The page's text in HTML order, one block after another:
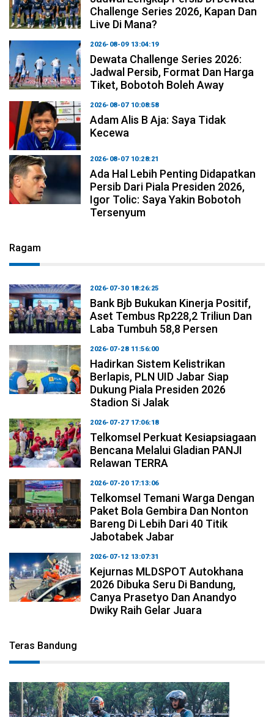
Challenge Series 2026, Kapan Dan
Live Di Mana?
2026-08-09 13:04:19
Dewata Challenge Series 2026:
Jadwal Persib, Format Dan Harga
Tiket, Bobotoh Boleh Away
2026-08-07 10:08:58
Adam Alis B Aja: Saya Tidak
Kecewa
2026-08-07 10:28:21
Ada Hal Lebih Penting Didapatkan
Persib Dari Piala Presiden 2026,
Igor Tolic: Saya Yakin Bobotoh
Tersenyum
Ragam
2026-07-30 18:26:25
Bank Bjb Bukukan Kinerja Positif,
Aset Tembus Rp228,2 Triliun Dan
Laba Tumbuh 58,8 Persen
2026-07-28 11:56:00
Hadirkan Sistem Kelistrikan
Berlapis, PLN UID Jabar Siap
Dukung Piala Presiden 2026
Stadion Si Jalak
2026-07-27 17:06:18
Telkomsel Perkuat Kesiapsiagaan
Bencana Melalui Gladian PANJI
Relawan TERRA
2026-07-20 17:13:06
Telkomsel Temani Warga Dengan
Paket Bola Gembira Dan Nonton
Bareng Di Lebih Dari 40 Titik
Jabotabek Jabar
2026-07-12 13:07:31
Kejurnas MLDSPOT Autokhana
2026 Dibuka Seru Di Bandung,
Canya Prasetyo Dan Anandyo
Dwiky Raih Gelar Juara
Teras Bandung